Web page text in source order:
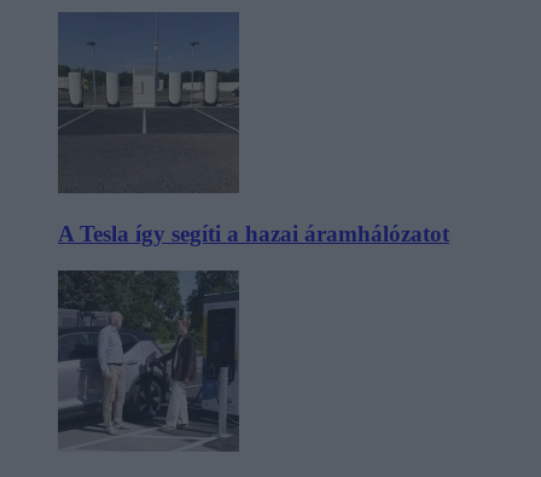
A Tesla így segíti a hazai áramhálózatot